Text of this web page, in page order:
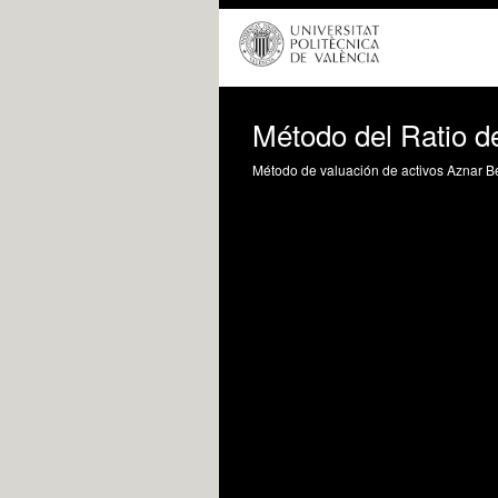
Método del Ratio
Método de valuación de activos Aznar